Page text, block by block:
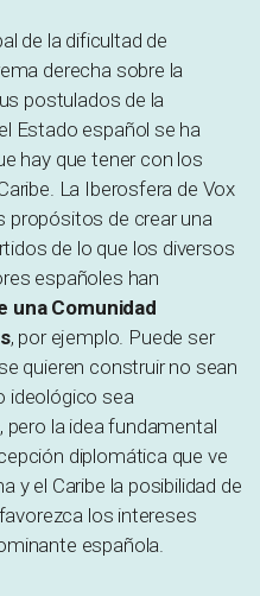
de la dificultad de
derecha sobre la
postulados de la
Estado español se ha
hay que tener con los
La Iberosfera de Vox
propósitos de crear una
de lo que los diversos
españoles han
una Comunidad
, por ejemplo. Puede ser
quieren construir no sean
ideológico sea
pero la idea fundamental
diplomática que ve
y el Caribe la posibilidad de
los intereses
española.